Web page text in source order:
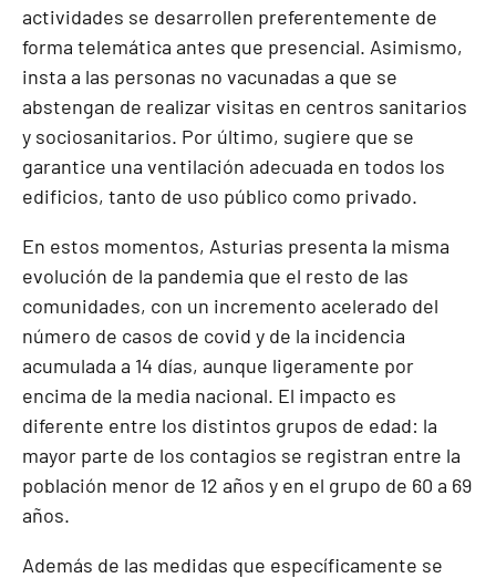
actividades se desarrollen preferentemente de
forma telemática antes que presencial. Asimismo,
insta a las personas no vacunadas a que se
abstengan de realizar visitas en centros sanitarios
y sociosanitarios. Por último, sugiere que se
garantice una ventilación adecuada en todos los
edificios, tanto de uso público como privado.
En estos momentos, Asturias presenta la misma
evolución de la pandemia que el resto de las
comunidades, con un incremento acelerado del
número de casos de covid y de la incidencia
acumulada a 14 días, aunque ligeramente por
encima de la media nacional. El impacto es
diferente entre los distintos grupos de edad: la
mayor parte de los contagios se registran entre la
población menor de 12 años y en el grupo de 60 a 69
años.
Además de las medidas que específicamente se